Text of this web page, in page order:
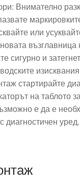
Внимателно
или
възглавница
сигурно и
стартирайте
на таблото
е да е
диагностичен уред.